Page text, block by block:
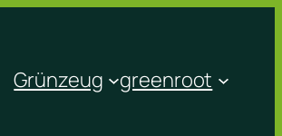
Grünzeug greenroot